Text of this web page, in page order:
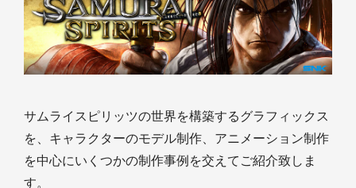
サムライスピリッツの世界を構築するグラフィックス
を、キャラクターのモデル制作、アニメーション制作
を中心にいくつかの制作事例を交えてご紹介致しま
す。